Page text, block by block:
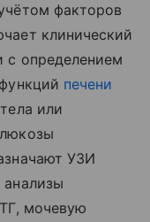
факторов
клинический
с определением
печени
или
УЗИ
мочевую